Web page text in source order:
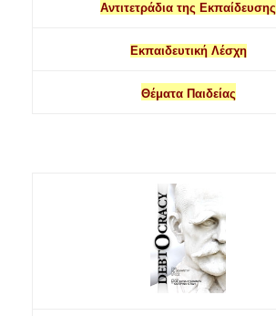
Αντιτετράδια της Εκπαίδευσης
Εκπαιδευτική Λέσχη
Θέματα Παιδείας